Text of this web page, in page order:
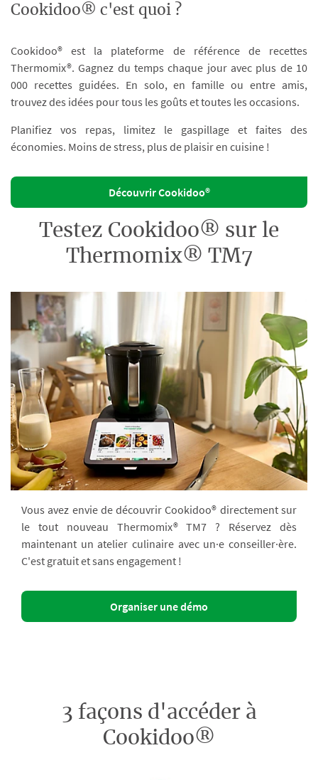
Cookidoo® c'est quoi ?
Cookidoo® est la plateforme de référence de recettes
Thermomix®. Gagnez du temps chaque jour avec plus de 10
000 recettes guidées. En solo, en famille ou entre amis,
trouvez des idées pour tous les goûts et toutes les occasions.
Planifiez vos repas, limitez le gaspillage et faites des
économies. Moins de stress, plus de plaisir en cuisine !
Découvrir Cookidoo®
Testez Cookidoo® sur le
Thermomix® TM7
Vous avez envie de découvrir Cookidoo® directement sur
le tout nouveau Thermomix® TM7 ? Réservez dès
maintenant un atelier culinaire avec un·e conseiller·ère.
C'est gratuit et sans engagement !
Organiser une démo
3 façons d'accéder à
Cookidoo®